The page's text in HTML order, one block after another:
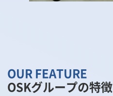
OUR FEATURE
OSKグループの特徴